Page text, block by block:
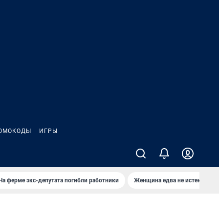
ИГРЫ
ферме экс-депутата погибли работники Женщина едва не истекла